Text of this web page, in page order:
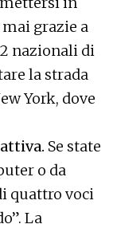
grazie a
nazionali di
la strada
York, dove
Se state
o da
quattro voci
La